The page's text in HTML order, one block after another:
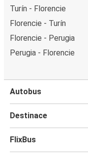
Turín - Florencie
Florencie - Turín
Florencie - Perugia
Perugia - Florencie
Autobus
Destinace
FlixBus